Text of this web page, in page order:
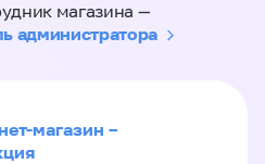
магазина —
администратора
магазин –